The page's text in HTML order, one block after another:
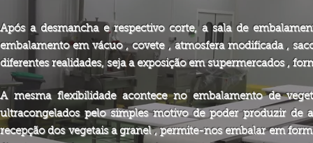
Após a desmancha e respectivo corte, a sala de
embalamento em vácuo , covete , atmosfera modificada ,
diferentes realidades, seja a exposição em supermercados ,
A mesma flexibilidade acontece no embalamento de
ultracongelados pelo simples motivo de poder produzir de
recepção dos vegetais a granel , permite-nos embalar em